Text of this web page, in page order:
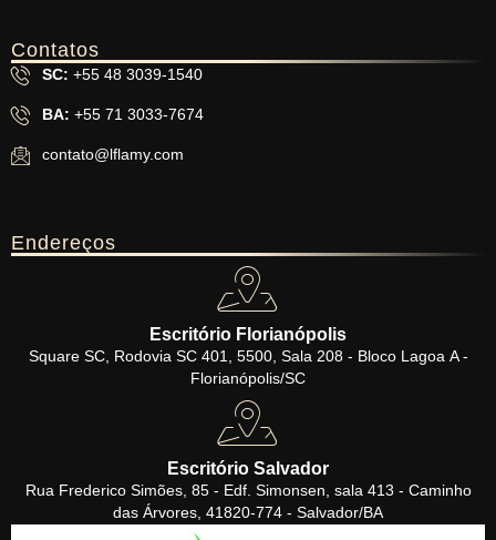
Contatos
SC: +55 48 3039-1540
BA: +55 71 3033-7674
contato@lflamy.com
Endereços
Escritório Florianópolis
Square SC, Rodovia SC 401, 5500, Sala 208 - Bloco Lagoa A -
Florianópolis/SC
Escritório Salvador
Rua Frederico Simões, 85 - Edf. Simonsen, sala 413 - Caminho
das Árvores, 41820-774 - Salvador/BA